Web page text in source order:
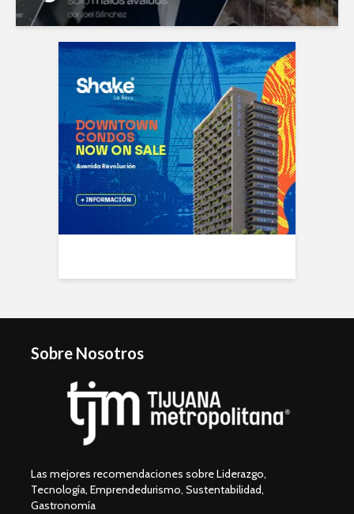
Sobre Nosotros
Las mejores recomendaciones sobre Liderazgo,
Tecnología, Emprendedurismo, Sustentabilidad,
Gastronomía